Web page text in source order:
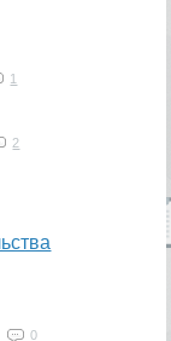
1
2
0